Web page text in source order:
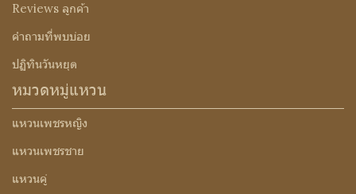
Reviews ลูกค้า
คำถามที่พบบ่อย
ปฏิทินวันหยุด
หมวดหมู่แหวน
แหวนเพชรหญิง
แหวนเพชรชาย
แหวนคู่